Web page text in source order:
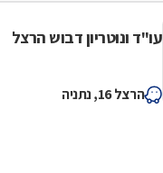
עו"ד ונוטריון דבוש הרצל
הרצל 16, נתניה